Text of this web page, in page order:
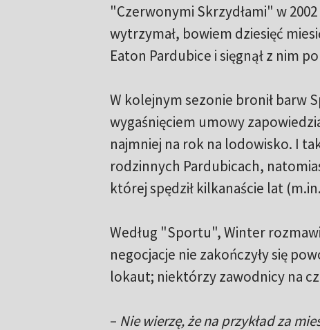
"Czerwonymi Skrzydłami" w
wytrzymał, bowiem dziesięć
Eaton Pardubice i sięgnął z nim
W kolejnym sezonie bronił barw
wygaśnięciem umowy
najmniej na rok na lodowisko. I
rodzinnych Pardubicach,
której spędził kilkanaście lat
Według "Sportu", Winter
negocjacje nie zakończyły się
lokaut; niektórzy zawodnicy na
– Nie wierzę, że na przykład za